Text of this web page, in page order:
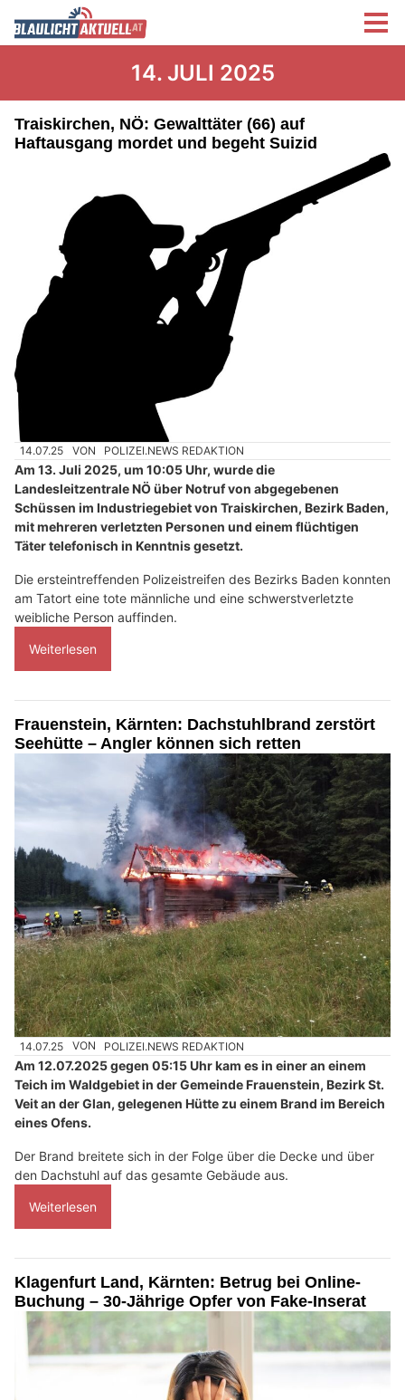
14. JULI 2025
Traiskirchen, NÖ: Gewalttäter (66) auf
Haftausgang mordet und begeht Suizid
14.07.25 VON POLIZEI.NEWS REDAKTION
Am 13. Juli 2025, um 10:05 Uhr, wurde die
Landesleitzentrale NÖ über Notruf von abgegebenen
Schüssen im Industriegebiet von Traiskirchen, Bezirk Baden,
mit mehreren verletzten Personen und einem flüchtigen
Täter telefonisch in Kenntnis gesetzt.
Die ersteintreffenden Polizeistreifen des Bezirks Baden konnten
am Tatort eine tote männliche und eine schwerstverletzte
weibliche Person auffinden.
Weiterlesen
Frauenstein, Kärnten: Dachstuhlbrand zerstört
Seehütte – Angler können sich retten
14.07.25 VON POLIZEI.NEWS REDAKTION
Am 12.07.2025 gegen 05:15 Uhr kam es in einer an einem
Teich im Waldgebiet in der Gemeinde Frauenstein, Bezirk St.
Veit an der Glan, gelegenen Hütte zu einem Brand im Bereich
eines Ofens.
Der Brand breitete sich in der Folge über die Decke und über
den Dachstuhl auf das gesamte Gebäude aus.
Weiterlesen
Klagenfurt Land, Kärnten: Betrug bei Online-
Buchung – 30-Jährige Opfer von Fake-Inserat